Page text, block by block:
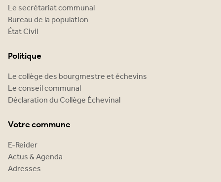
Le secrétariat communal
Bureau de la population
État Civil
Politique
Le collège des bourgmestre et échevins
Le conseil communal
Déclaration du Collège Échevinal
Votre commune
E-Reider
Actus & Agenda
Adresses